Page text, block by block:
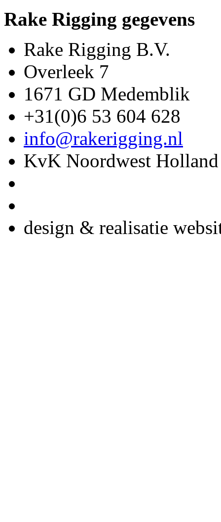
Rake Rigging gegevens
Rake Rigging B.V.
Overleek 7
1671 GD Medemblik
+31(0)6 53 604 628
info@rakerigging.nl
KvK Noordwest
design & realisatie